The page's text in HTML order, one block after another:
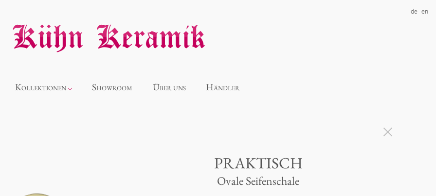
de en
Kollektionen Showroom Über uns Händler
PRAKTISCH
Ovale Seifenschale